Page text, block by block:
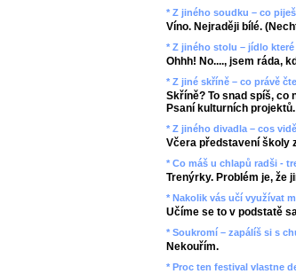
* Z jiného soudku – co
Víno. Nejraději bílé.
* Z jiného stolu – jídlo
Ohhh! No...., jsem ráda,
* Z jiné skříně – co právě
Skříně? To snad spíš, co
Psaní kulturních projektů.
* Z jiného divadla – cos
Včera představení školy
* Co máš u chlapů radši -
Trenýrky. Problém je, že
* Nakolik vás učí využívat
Učíme se to v podstatě
* Soukromí – zapálíš si s
Nekouřím.
* Proc ten festival vlastne